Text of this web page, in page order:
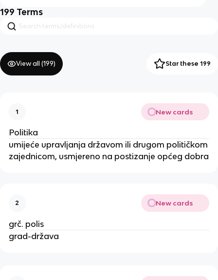
199 Terms
View all (199) Star these 199
1 New cards
Politika
umijeće upravljanja državom ili drugom političkom
zajednicom, usmjereno na postizanje općeg dobra
2 New cards
grč. polis
grad-država